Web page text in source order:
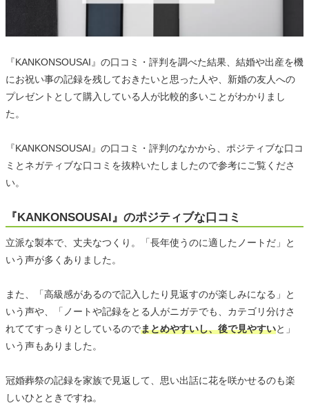
『KANKONSOUSAI』の口コミ・評判を調べた結果、結婚や出産を機
にお祝い事の記録を残しておきたいと思った人や、新婚の友人への
プレゼントとして購入している人が比較的多いことがわかりまし
た。
『KANKONSOUSAI』の口コミ・評判のなかから、ポジティブな口コ
ミとネガティブな口コミを抜粋いたしましたので参考にご覧くださ
い。
『KANKONSOUSAI』のポジティブな口コミ
立派な製本で、丈夫なつくり。「長年使うのに適したノートだ」と
いう声が多くありました。
また、「高級感があるので記入したり見返すのが楽しみになる」と
いう声や、「ノートや記録をとる人がニガテでも、カテゴリ分けさ
れててすっきりとしているのでまとめやすいし、後で見やすいと」
いう声もありました。
冠婚葬祭の記録を家族で見返して、思い出話に花を咲かせるのも楽
しいひとときですね。